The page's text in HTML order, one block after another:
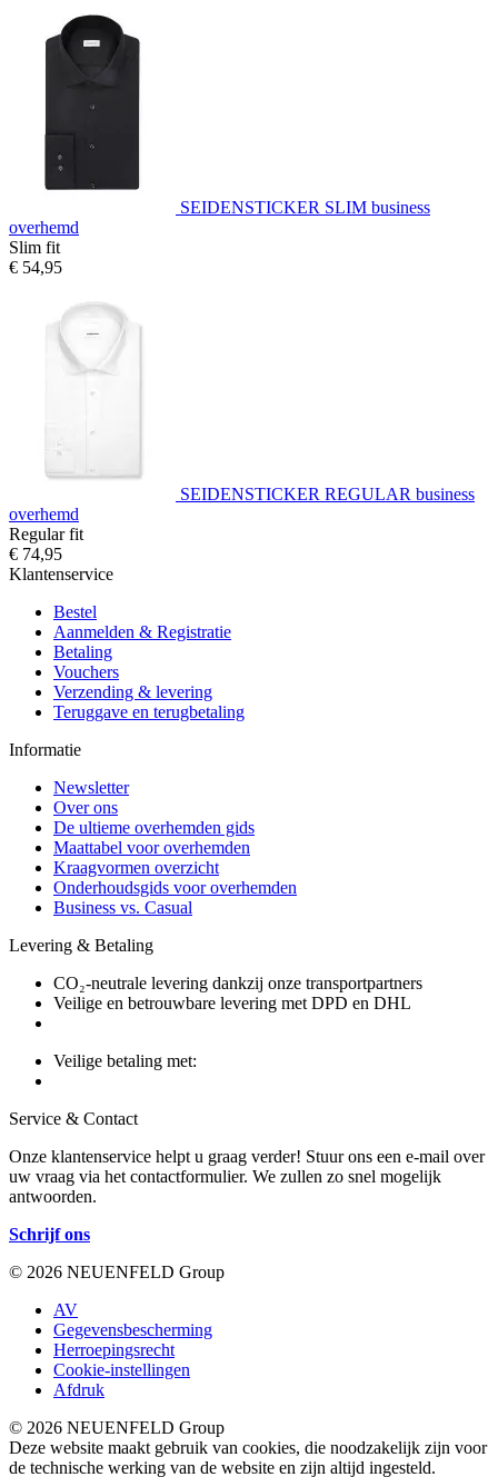
SEIDENSTICKER SLIM business
overhemd
Slim fit
€ 54,95
SEIDENSTICKER REGULAR business
overhemd
Regular fit
€ 74,95
Klantenservice
Bestel
Aanmelden & Registratie
Betaling
Vouchers
Verzending & levering
Teruggave en terugbetaling
Informatie
Newsletter
Over ons
De ultieme overhemden gids
Maattabel voor overhemden
Kraagvormen overzicht
Onderhoudsgids voor overhemden
Business vs. Casual
Levering & Betaling
CO₂-neutrale levering dankzij onze transportpartners
Veilige en betrouwbare levering met DPD en DHL
Veilige betaling met:
Service & Contact
Onze klantenservice helpt u graag verder! Stuur ons een e-mail over
uw vraag via het contactformulier. We zullen zo snel mogelijk
antwoorden.
Schrijf ons
© 2026 NEUENFELD Group
AV
Gegevensbescherming
Herroepingsrecht
Cookie-instellingen
Afdruk
© 2026 NEUENFELD Group
Deze website maakt gebruik van cookies, die noodzakelijk zijn voor
de technische werking van de website en zijn altijd ingesteld.